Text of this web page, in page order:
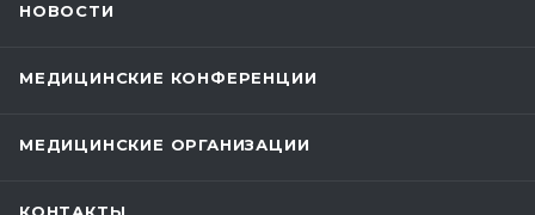
НОВОСТИ
МЕДИЦИНСКИЕ КОНФЕРЕНЦИИ
МЕДИЦИНСКИЕ ОРГАНИЗАЦИИ